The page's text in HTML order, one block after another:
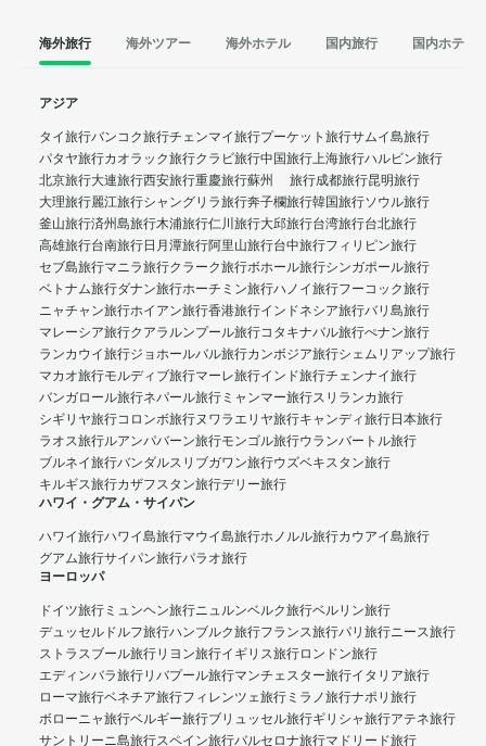
海外旅行 海外ツアー 海外ホテル 国内旅行 国内ホテル
アジア
タイ旅行バンコク旅行チェンマイ旅行プーケット旅行サムイ島旅行
パタヤ旅行カオラック旅行クラビ旅行中国旅行上海旅行ハルビン旅行
北京旅行大連旅行西安旅行重慶旅行蘇州 旅行成都旅行昆明旅行
大理旅行麗江旅行シャングリラ旅行奔子欄旅行韓国旅行ソウル旅行
釜山旅行済州島旅行木浦旅行仁川旅行大邱旅行台湾旅行台北旅行
高雄旅行台南旅行日月潭旅行阿里山旅行台中旅行フィリピン旅行
セブ島旅行マニラ旅行クラーク旅行ボホール旅行シンガポール旅行
ベトナム旅行ダナン旅行ホーチミン旅行ハノイ旅行フーコック旅行
ニャチャン旅行ホイアン旅行香港旅行インドネシア旅行バリ島旅行
マレーシア旅行クアラルンプール旅行コタキナバル旅行ぺナン旅行
ランカウイ旅行ジョホールバル旅行カンボジア旅行シェムリアップ旅行
マカオ旅行モルディブ旅行マーレ旅行インド旅行チェンナイ旅行
バンガロール旅行ネパール旅行 ミャンマー旅行スリランカ旅行
シギリヤ旅行コロンボ旅行ヌワラエリヤ旅行キャンディ旅行日本旅行
ラオス旅行ルアンパバーン旅行モンゴル旅行ウランバートル旅行
ブルネイ旅行バンダルスリブガワン旅行ウズベキスタン旅行
キルギス旅行カザフスタン旅行デリー旅行
ハワイ・グアム・サイパン
ハワイ旅行ハワイ島旅行マウイ島旅行ホノルル旅行カウアイ島旅行
グアム旅行サイパン旅行パラオ旅行
ヨーロッパ
ドイツ旅行 ミュンヘン旅行ニュルンベルク旅行ベルリン旅行
デュッセルドルフ旅行ハンブルク旅行フランス旅行パリ旅行ニース旅行
ストラスブール旅行リヨン旅行イギリス旅行ロンドン旅行
エディンバラ旅行リバプール旅行マンチェスター旅行イタリア旅行
ローマ旅行ベネチア旅行フィレンツェ旅行 ミラノ旅行ナポリ旅行
ボローニャ旅行ベルギー旅行ブリュッセル旅行ギリシャ旅行アテネ旅行
サントリーニ島旅行スペイン旅行バルセロナ旅行マドリード旅行